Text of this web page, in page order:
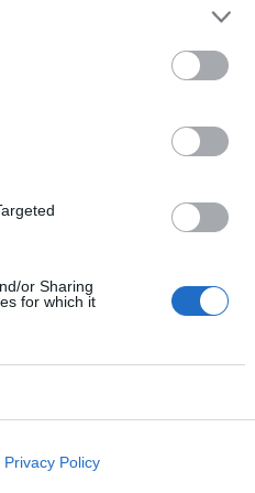
or Sharing
for which it
Privacy Policy